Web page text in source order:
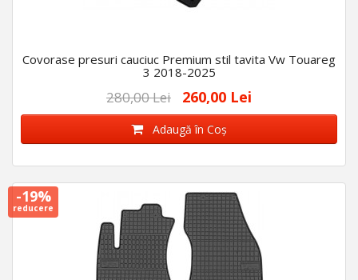
Covorase presuri cauciuc Premium stil tavita Vw Touareg
3 2018-2025
280,00 Lei 260,00 Lei
Adaugă în Coş
-19%
reducere